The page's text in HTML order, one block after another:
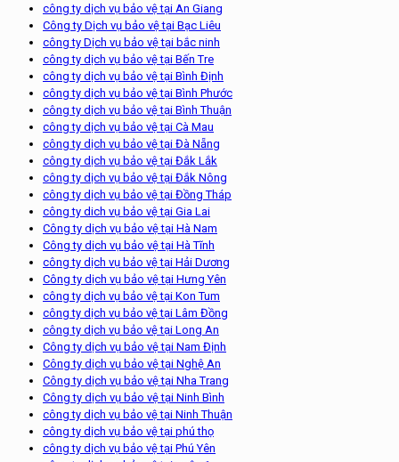
công ty dịch vụ bảo vệ tại An Giang
Công ty Dịch vụ bảo vệ tại Bạc Liêu
công ty Dịch vụ bảo vệ tại bắc ninh
công ty dịch vụ bảo vệ tại Bến Tre
công ty dịch vụ bảo vệ tại Bình Định
công ty dịch vụ bảo vệ tại Bình Phước
công ty dịch vụ bảo vệ tại Bình Thuận
công ty dịch vụ bảo vệ tại Cà Mau
công ty dịch vụ bảo vệ tại Đà Nẵng
công ty dịch vụ bảo vệ tại Đắk Lắk
công ty dịch vụ bảo vệ tại Đắk Nông
công ty dịch vụ bảo vệ tại Đồng Tháp
công ty dich vụ bảo vệ tại Gia Lai
Công ty dịch vụ bảo vệ tại Hà Nam
Công ty dịch vụ bảo vệ tại Hà Tĩnh
công ty dịch vụ bảo vệ tại Hải Dương
Công ty dịch vụ bảo vệ tại Hưng Yên
công ty dịch vụ bảo vệ tại Kon Tum
công ty dịch vụ bảo vệ tại Lâm Đồng
công ty dịch vụ bảo vệ tại Long An
Công ty dịch vụ bảo vệ tại Nam Định
Công ty dịch vụ bảo vệ tại Nghệ An
Công ty dịch vụ bảo vệ tại Nha Trang
Công ty dịch vụ bảo vệ tại Ninh Bình
công ty dịch vụ bảo vệ tại Ninh Thuận
công ty dịch vụ bảo vệ tại phú thọ
công ty dịch vụ bảo vệ tại Phú Yên